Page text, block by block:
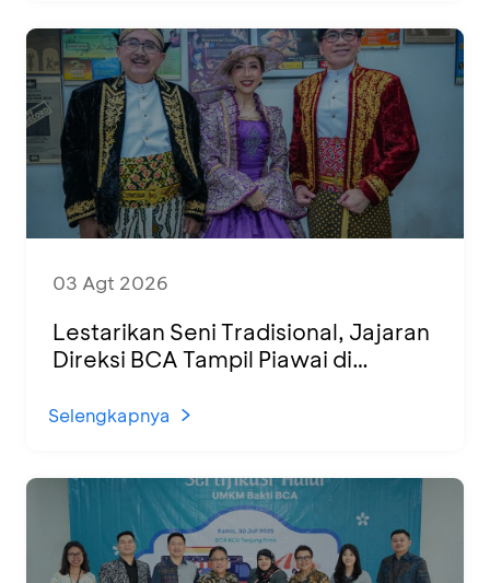
03 Agt 2026
Lestarikan Seni Tradisional, Jajaran
Direksi BCA Tampil Piawai di
Selengkapnya